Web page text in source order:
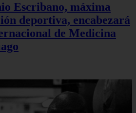
Escribano, máxima
deportiva, encabezará
de Medicina